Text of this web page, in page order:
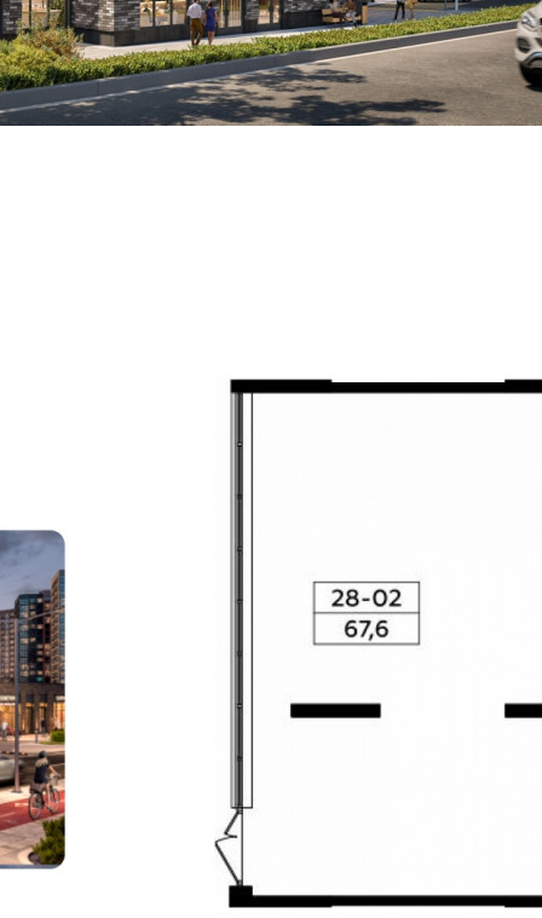
Аренда
114291 - П. СОСЕНСКОЕ,
ЖИЛОЙ КОМПЛЕКС
СКАНДИНАВИЯ 28.1
Москва / Московская обл
Получить контакты
Посмотреть на карте
Предложение напрямую от застройщика!
ХАРАКТЕРИСТИКИ ПОМЕЩЕНИЯ Стоимость полная:
120000 рублей Стоимость м2: 1775 рублей Площадь: 67.6 м2